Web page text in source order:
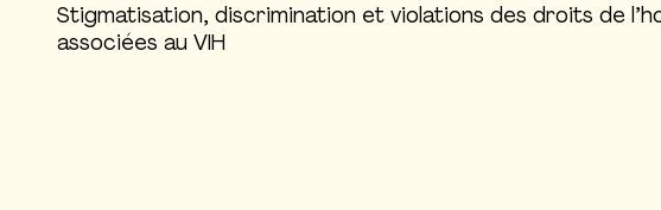
Stigmatisation, discrimination et violations des droits de
associées au VIH